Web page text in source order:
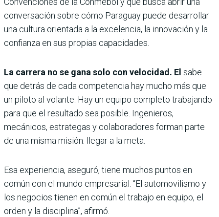
conversación sobre cómo Paraguay puede desarrollar
una cultura orientada a la excelencia, la innovación y la
confianza en sus propias capacidades.
La carrera no se gana solo con velocidad. El sabe
que detrás de cada competencia hay mucho más que
un piloto al volante. Hay un equipo completo trabajando
para que el resultado sea posible. Ingenieros,
mecánicos, estrategas y colaboradores forman parte
de una misma misión: llegar a la meta.
Esa experiencia, aseguró, tiene muchos puntos en
común con el mundo empresarial. “El automovilismo y
los negocios tienen en común el trabajo en equipo, el
orden y la disciplina”, afirmó.